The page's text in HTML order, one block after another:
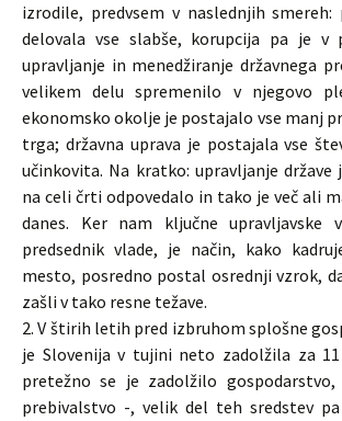
izrodile, predvsem v naslednjih smereh:
delovala vse slabše, korupcija pa je v
upravljanje in menedžiranje državnega
velikem delu spremenilo v njegovo
ekonomsko okolje je postajalo vse manj
trga; državna uprava je postajala vse
učinkovita. Na kratko: upravljanje
na celi črti odpovedalo in tako je več ali
danes. Ker nam ključne upravljavske
predsednik vlade, je način, kako
mesto, posredno postal osrednji vzrok,
zašli v tako resne težave.
2. V štirih letih pred izbruhom splošne
je Slovenija v tujini neto zadolžila za
pretežno se je zadolžilo
prebivalstvo -, velik del teh sredstev